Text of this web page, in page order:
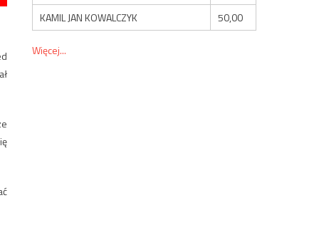
KAMIL JAN KOWALCZYK
50,00
Więcej...